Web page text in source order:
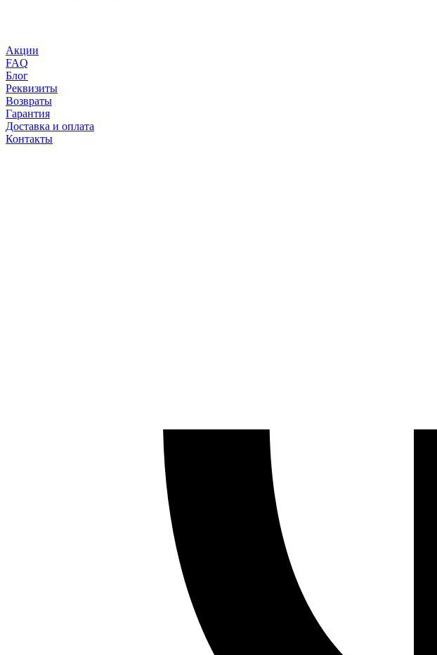
Акции
FAQ
Блог
Реквизиты
Возвраты
Гарантия
Доставка и оплата
Контакты